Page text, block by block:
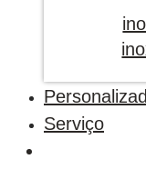
Serviço